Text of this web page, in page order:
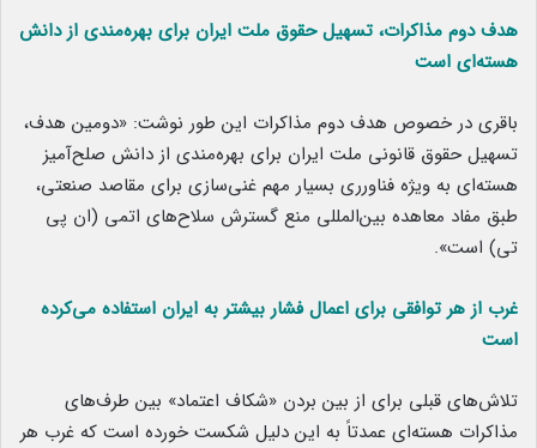
هدف دوم مذاکرات، تسهیل حقوق ملت ایران برای بهره‌مندی از دانش
هسته‌ای است
باقری در خصوص هدف دوم مذاکرات این طور نوشت: «دومین هدف،
تسهیل حقوق قانونی ملت ایران برای بهره‌مندی از دانش‌ صلح‌آمیز
هسته‌ای به ویژه فناورری بسیار مهم غنی‌سازی برای مقاصد صنعتی،
طبق مفاد معاهده بین‌المللی منع گسترش سلاح‌های اتمی (ان پی
تی) است».
غرب از هر توافقی برای اعمال فشار بیشتر به ایران استفاده می‌کرده
است
تلاش‌های قبلی برای از بین بردن «شکاف اعتماد» بین طرف‌های
مذاکرات هسته‌ای عمدتاً به این دلیل شکست خورده است که غرب هر